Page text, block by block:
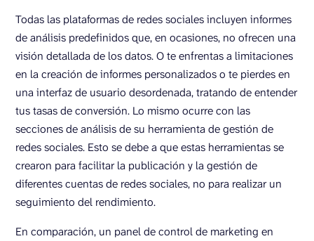
Todas las plataformas de redes sociales incluyen informes
de análisis predefinidos que, en ocasiones, no ofrecen una
visión detallada de los datos. O te enfrentas a limitaciones
en la creación de informes personalizados o te pierdes en
una interfaz de usuario desordenada, tratando de entender
tus tasas de conversión. Lo mismo ocurre con las
secciones de análisis de su herramienta de gestión de
redes sociales. Esto se debe a que estas herramientas se
crearon para facilitar la publicación y la gestión de
diferentes cuentas de redes sociales, no para realizar un
seguimiento del rendimiento.
En comparación, un panel de control de marketing en